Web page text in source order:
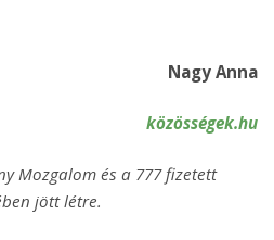
Nagy Anna
közösségek.hu
Mozgalom és a 777 fizetett
jött létre.